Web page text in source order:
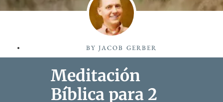
BY JACOB GERBER
Meditación
Bíblica para 2